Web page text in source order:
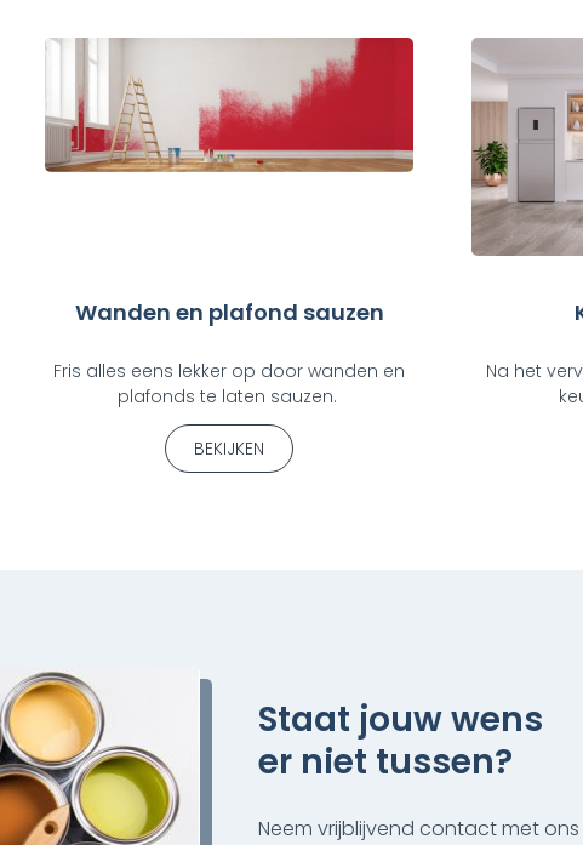
Wanden en plafond sauzen
Fris alles eens lekker op door wanden en
plafonds te laten sauzen.
BEKIJKEN
Na het
Staat jouw wens
er niet tussen?
Neem vrijblijvend contact met ons